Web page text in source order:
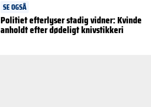
SE OGSÅ
Politiet efterlyser stadig vidner: Kvinde
anholdt efter dødeligt knivstikkeri